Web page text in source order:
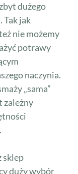
dużego
Tak jak
nie możemy
potrawy
naczynia.
„sama”
zależny
sklep
duży wybór